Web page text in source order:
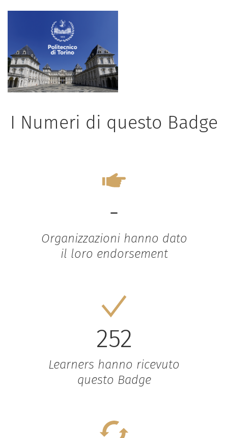
I Numeri di questo Badge
-
Organizzazioni hanno dato
il loro endorsement
252
Learners hanno ricevuto
questo Badge